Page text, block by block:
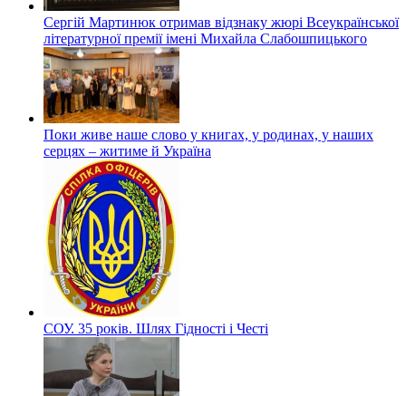
Сергій Мартинюк отримав відзнаку жюрі Всеукраїнської
літературної премії імені Михайла Слабошпицького
Поки живе наше слово у книгах, у родинах, у наших
серцях – житиме й Україна
СОУ. 35 років. Шлях Гідності і Честі